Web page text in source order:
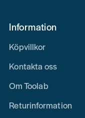
Information
Köpvillkor
Kontakta oss
Om Toolab
Returinformation